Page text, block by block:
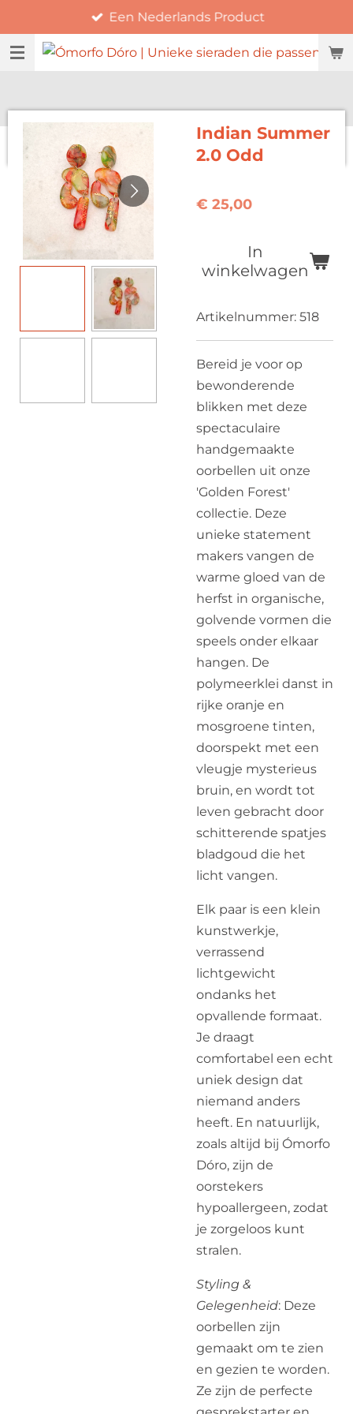
naar
Een Nederlands Product
Indian Summer
2.0 Odd
€ 25,00
In
winkelwagen
Artikelnummer: 518
Bereid je voor op
bewonderende
blikken met deze
spectaculaire
handgemaakte
oorbellen uit onze
'Golden Forest'
collectie. Deze
unieke statement
makers vangen de
warme gloed van de
herfst in organische,
golvende vormen die
speels onder elkaar
hangen. De
polymeerklei danst in
rijke oranje en
mosgroene tinten,
doorspekt met een
vleugje mysterieus
bruin, en wordt tot
leven gebracht door
schitterende spatjes
bladgoud die het
licht vangen.
Elk paar is een klein
kunstwerkje,
verrassend
lichtgewicht
ondanks het
opvallende formaat.
Je draagt
comfortabel een echt
uniek design dat
niemand anders
heeft. En natuurlijk,
zoals altijd bij Ómorfo
Dóro, zijn de
oorstekers
hypoallergeen, zodat
je zorgeloos kunt
stralen.
Styling &
Gelegenheid: Deze
oorbellen zijn
gemaakt om te zien
en gezien te worden.
Ze zijn de perfecte